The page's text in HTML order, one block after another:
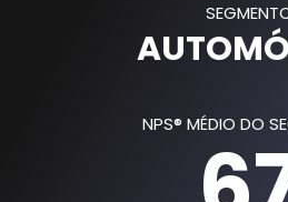
NPS® MÉDIO DO